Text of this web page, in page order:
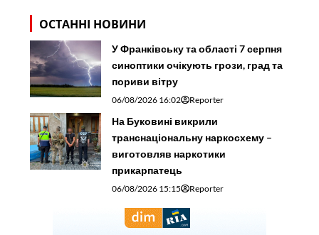
ОСТАННІ НОВИНИ
У Франківську та області 7 серпня
синоптики очікують грози, град та
пориви вітру
06/08/2026 16:02 Reporter
На Буковині викрили
транснаціональну наркосхему –
виготовляв наркотики
прикарпатець
06/08/2026 15:15 Reporter